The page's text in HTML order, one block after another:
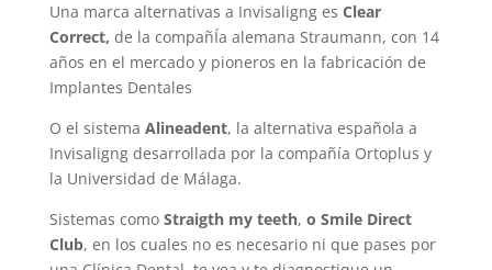
Una marca alternativas a Invisaligng es Clear
Correct, de la compañÍa alemana Straumann, con 14
años en el mercado y pioneros en la fabricación de
Implantes Dentales
O el sistema Alineadent, la alternativa española a
Invisaligng desarrollada por la compañía Ortoplus y
la Universidad de Málaga.
Sistemas como Straigth my teeth, o Smile Direct
Club, en los cuales no es necesario ni que pases por